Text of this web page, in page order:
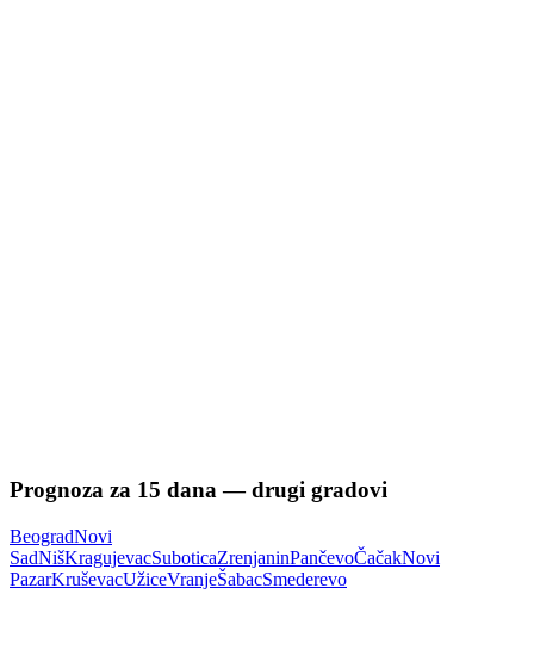
Prognoza za 15 dana — drugi gradovi
BeogradNovi
SadNišKragujevacSuboticaZrenjaninPančevoČačakNovi
PazarKruševacUžiceVranjeŠabacSmederevo